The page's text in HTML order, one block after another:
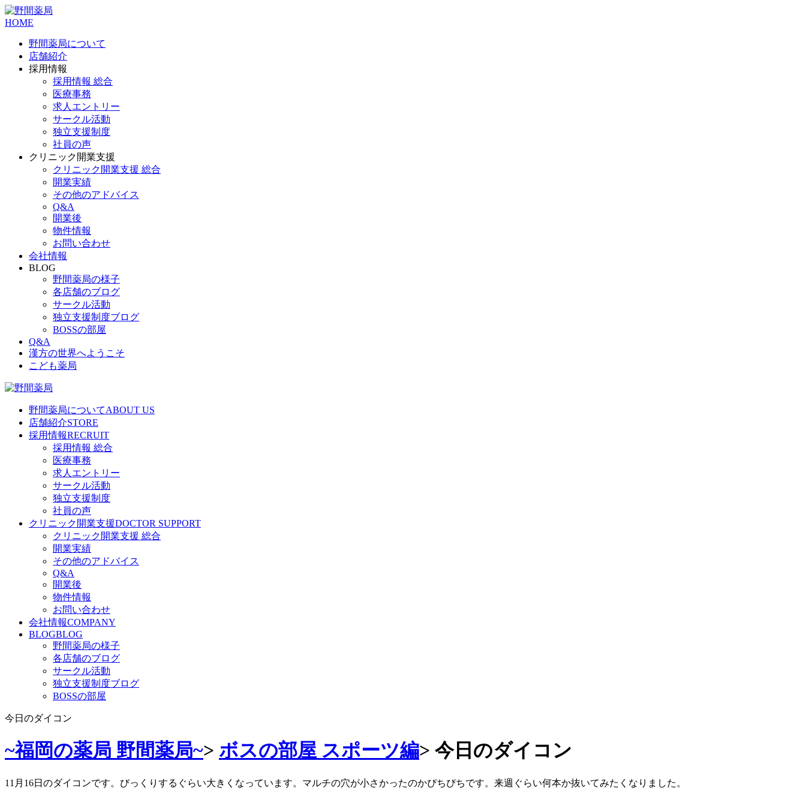
HOME
野間薬局について
店舗紹介
採用情報
採用情報 総合
医療事務
求人エントリー
サークル活動
独立支援制度
社員の声
クリニック開業支援
クリニック開業支援 総合
開業実績
その他のアドバイス
Q&A
開業後
物件情報
お問い合わせ
会社情報
BLOG
野間薬局の様子
各店舗のブログ
サークル活動
独立支援制度ブログ
BOSSの部屋
Q&A
漢方の世界へようこそ
こども薬局
野間薬局についてABOUT US
店舗紹介STORE
採用情報RECRUIT
採用情報 総合
医療事務
求人エントリー
サークル活動
独立支援制度
社員の声
クリニック開業支援DOCTOR SUPPORT
クリニック開業支援 総合
開業実績
その他のアドバイス
Q&A
開業後
物件情報
お問い合わせ
会社情報COMPANY
BLOGBLOG
野間薬局の様子
各店舗のブログ
サークル活動
独立支援制度ブログ
BOSSの部屋
今日のダイコン
~福岡の薬局 野間薬局~> ボスの部屋 スポーツ編> 今日のダイコン
11月16日のダイコンです。びっくりするぐらい大きくなっています。マルチの穴が小さかったのかぴちぴちです。来週ぐらい何本か抜いてみたくなりました。